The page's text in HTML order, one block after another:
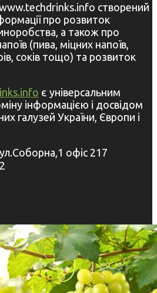
створений
про розвиток
а також про
(пива, міцних напоїв,
соків тощо) та розвиток
є універсальним
інформацією і досвідом
галузей України, Європи і
офіс 217